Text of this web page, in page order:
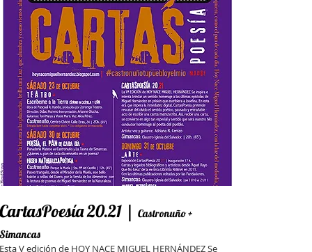
CartasPoesía 20.21 | Castronuño +
Simancas
Esta V edición de HOY NACE MIGUEL HERNÁNDEZ Se